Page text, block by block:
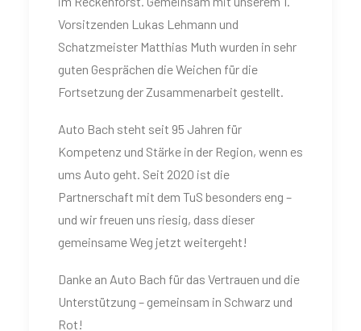
Vorsitzenden Lukas Lehmann und
Schatzmeister Matthias Muth wurden in sehr
guten Gesprächen die Weichen für die
Fortsetzung der Zusammenarbeit gestellt.
Auto Bach steht seit 95 Jahren für
Kompetenz und Stärke in der Region, wenn es
ums Auto geht. Seit 2020 ist die
Partnerschaft mit dem TuS besonders eng –
und wir freuen uns riesig, dass dieser
gemeinsame Weg jetzt weitergeht!
Danke an Auto Bach für das Vertrauen und die
Unterstützung – gemeinsam in Schwarz und
Rot!